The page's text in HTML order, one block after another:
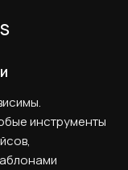
инструменты